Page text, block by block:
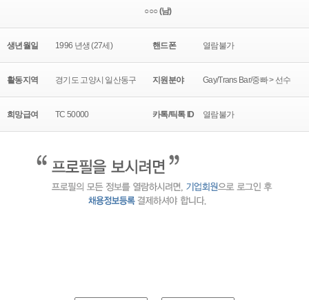
○○○ (남)
생년월일 1996 년생 (27세) 핸드폰 열람불가
활동지역 경기도 고양시 일산동구 지원분야 Gay/Trans Bar/중빠 > 선수
희망급여 TC 50000 카톡/틱톡 ID 열람불가